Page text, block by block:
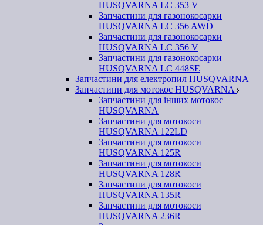
HUSQVARNA LC 353 V
Запчастини для газонокосарки
HUSQVARNA LC 356 AWD
Запчастини для газонокосарки
HUSQVARNA LC 356 V
Запчастини для газонокосарки
HUSQVARNA LC 448SE
Запчастини для електропил HUSQVARNA
Запчастини для мотокос HUSQVARNA
Запчастини для інших мотокос
HUSQVARNA
Запчастини для мотокоси
HUSQVARNA 122LD
Запчастини для мотокоси
HUSQVARNA 125R
Запчастини для мотокоси
HUSQVARNA 128R
Запчастини для мотокоси
HUSQVARNA 135R
Запчастини для мотокоси
HUSQVARNA 236R